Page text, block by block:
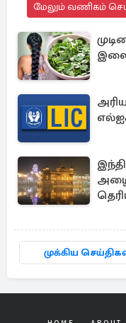
மேலும் வணிகம்
முக்கிய